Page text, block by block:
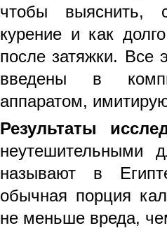
чтобы выяснить,
курение и как
после затяжки. Все
введены в
аппаратом,
Результаты
неутешительными
называют в
обычная порция
не меньше вреда,